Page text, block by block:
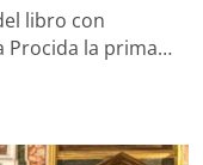
libro con
Procida la prima…